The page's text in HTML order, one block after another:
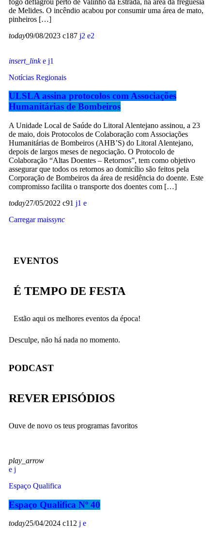
de Melides. O incêndio acabou por consumir uma área de mato,
pinheiros […]
today09/08/2023 187 2 2
insert_link
1
Notícias Regionais
ULSLA assina protocolos com Associações
Humanitárias de Bombeiros
A Unidade Local de Saúde do Litoral Alentejano assinou, a 23
de maio, dois Protocolos de Colaboração com Associações
Humanitárias de Bombeiros (AHB’S) do Litoral Alentejano,
depois de largos meses de negociação. O Protocolo de
Colaboração “Altas Doentes – Retornos”, tem como objetivo
assegurar que todos os retornos ao domicílio são feitos pela
Corporação de Bombeiros da área de residência do doente. Este
compromisso facilita o transporte dos doentes com […]
today27/05/2022 91
1
Carregar maissync
EVENTOS
É TEMPO DE FESTA
Estão aqui os melhores eventos da época!
Desculpe, não há nada no momento.
PODCAST
REVER EPISÓDIOS
Ouve de novo os teus programas favoritos
play_arrow
Espaço Qualifica
Espaço Qualifica Nº 40
today25/04/2024 112